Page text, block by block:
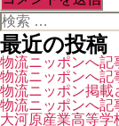
検
索
対
象:
最近の投稿
物流ニッポンへ記
物流ニッポンへ記
物流ニッポン掲載
物流ニッポンへ記
大河原産業高等学